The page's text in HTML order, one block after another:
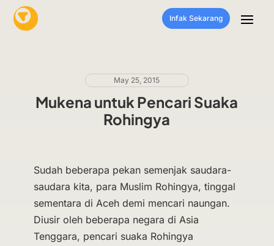
Infak Sekarang
May 25, 2015
Mukena untuk Pencari Suaka
Rohingya
Sudah beberapa pekan semenjak saudara-
saudara kita, para Muslim Rohingya, tinggal
sementara di Aceh demi mencari naungan.
Diusir oleh beberapa negara di Asia
Tenggara, pencari suaka Rohingya